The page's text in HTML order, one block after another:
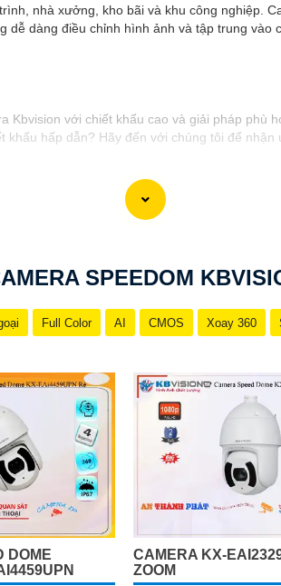
nhà xưởng, kho bãi và khu công nghiệp.
dàng điều chỉnh hình ảnh và tập trung vào
Kbvision với chiết khấu cao và giải pháp phù
khấu hấp dẫn? Hãy đến với chúng tôi để
chiết khấu cao nhất trên thị trường. Hãy
SPEEDOM
Full Color AI CMOS Xoay 360
DOME
CAMERA KX-
ZOOM